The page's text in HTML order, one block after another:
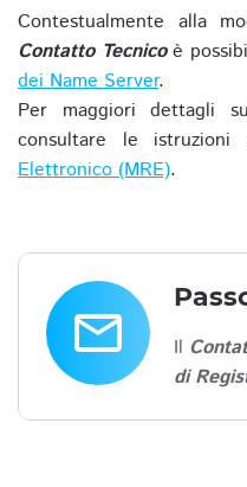
Contestualmente alla
Contatto Tecnicoè
dei Name Server.
Per maggiori dettagli
consultare le istruzioni
Elettronico (MRE).
email Il
di